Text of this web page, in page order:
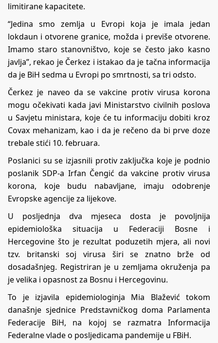
limitirane kapacitete.
“Jedina smo zemlja u Evropi koja je imala jedan
lokdaun i otvorene granice, možda i previše otvorene.
Imamo staro stanovništvo, koje se često jako kasno
javlja”, rekao je Čerkez i istakao da je tačna informacija
da je BiH sedma u Evropi po smrtnosti, sa tri odsto.
Čerkez je naveo da se vakcine protiv virusa korona
mogu očekivati kada javi Ministarstvo civilnih poslova
u Savjetu ministara, koje će tu informaciju dobiti kroz
Covax mehanizam, kao i da je rečeno da bi prve doze
trebale stići 10. februara.
Poslanici su se izjasnili protiv zaključka koje je podnio
poslanik SDP-a Irfan Čengić da vakcine protiv virusa
korona, koje budu nabavljane, imaju odobrenje
Evropske agencije za lijekove.
U posljednja dva mjeseca dosta je povoljnija
epidemiološka situacija u Federaciji Bosne i
Hercegovine što je rezultat poduzetih mjera, ali novi
tzv. britanski soj virusa širi se znatno brže od
dosadašnjeg. Registriran je u zemljama okruženja pa
je velika i opasnost za Bosnu i Hercegovinu.
To je izjavila epidemiologinja Mia Blažević tokom
današnje sjednice Predstavničkog doma Parlamenta
Federacije BiH, na kojoj se razmatra Informacija
Federalne vlade o posljedicama pandemije u FBiH.